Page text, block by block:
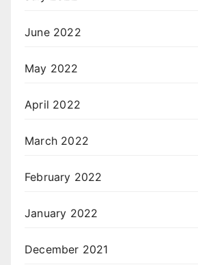
June 2022
May 2022
April 2022
March 2022
February 2022
January 2022
December 2021